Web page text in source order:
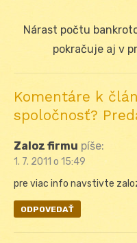
Next
Nárast počtu
pokračuje aj v
Komentáre k
spoločnosť?
Zaloz firmu píše:
1. 7. 2011 o 15:49
pre viac info navstivte
ODPOVEDAŤ